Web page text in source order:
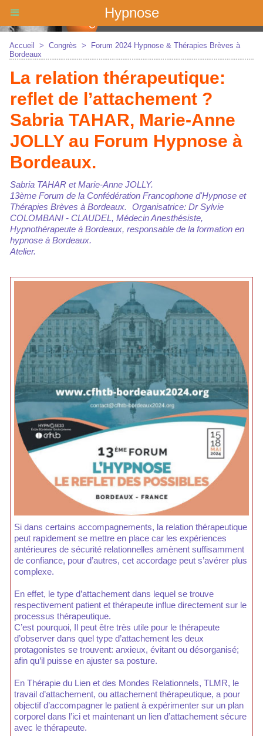
Hypnose
Accueil > Congrès >
Forum 2024 Hypnose & Thérapies Brèves à
Bordeaux
La relation thérapeutique:
reflet de l’attachement ?
Sabria TAHAR, Marie-Anne
JOLLY au Forum Hypnose à
Bordeaux.
Sabria TAHAR et Marie-Anne JOLLY.
13ème Forum de la Confédération Francophone d'Hypnose et
Thérapies Brèves à Bordeaux. Organisatrice: Dr Sylvie
COLOMBANI - CLAUDEL, Médecin Anesthésiste,
Hypnothérapeute à Bordeaux, responsable de la formation en
hypnose à Bordeaux.
Atelier.
Si dans certains accompagnements, la relation thérapeutique
peut rapidement se mettre en place car les expériences
antérieures de sécurité relationnelles amènent suffisamment
de confiance, pour d’autres, cet accordage peut s’avérer plus
complexe.
En effet, le type d’attachement dans lequel se trouve
respectivement patient et thérapeute influe directement sur le
processus thérapeutique.
C’est pourquoi, Il peut être très utile pour le thérapeute
d’observer dans quel type d’attachement les deux
protagonistes se trouvent: anxieux, évitant ou désorganisé;
afin qu’il puisse en ajuster sa posture.
En Thérapie du Lien et des Mondes Relationnels, TLMR, le
travail d’attachement, ou attachement thérapeutique, a pour
objectif d’accompagner le patient à expérimenter sur un plan
corporel dans l’ici et maintenant un lien d’attachement sécure
avec le thérapeute.